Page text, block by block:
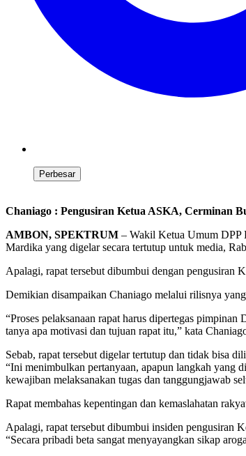
Perbesar
Chaniago : Pengusiran Ketua ASKA, Cerminan
AMBON, SPEKTRUM – Wakil Ketua Umum DPP
Mardika yang digelar secara tertutup untuk media,
Apalagi, rapat tersebut dibumbui dengan pengusiran
Demikian disampaikan Chaniago melalui rilisnya
“Proses pelaksanaan rapat harus dipertegas
tanya apa motivasi dan tujuan rapat itu,” kata
Sebab, rapat tersebut digelar tertutup dan tidak bisa
“Ini menimbulkan pertanyaan, apapun langkah yang
kewajiban melaksanakan tugas dan tanggungjawab
Rapat membahas kepentingan dan kemaslahatan
Apalagi, rapat tersebut dibumbui insiden pengusiran
“Secara pribadi beta sangat menyayangkan sikap